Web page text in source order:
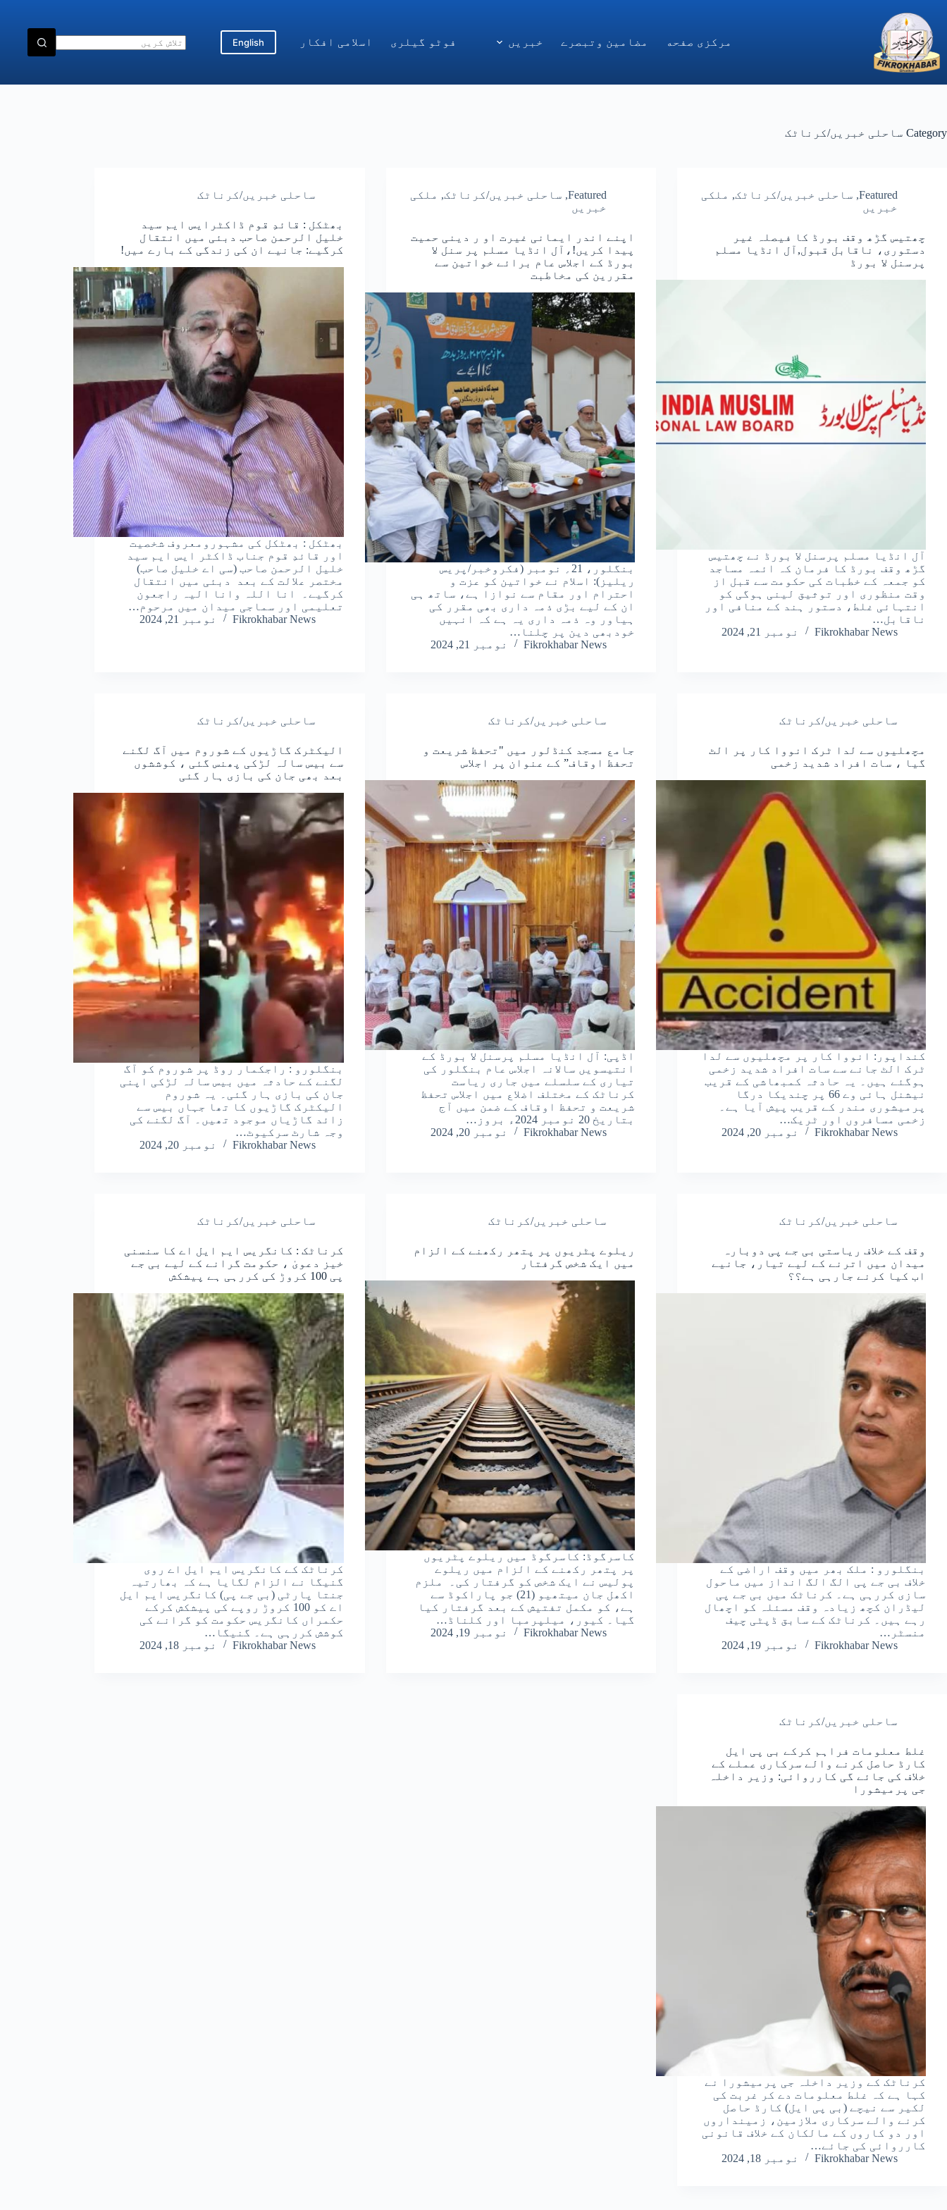
content
مركزى صفحه
مضامین وتبصرے خبریں فوٹو گیلری اسلامی افکار English
Category ساحلی خبریں/کرناٹک
Featured
, ساحلی خبریں/کرناٹک, ملکی
خبریں
چھتیس گڑھ وقف بورڈ کا فیصلہ غیر
دستوری، ناقابل قبول,آل انڈیا مسلم
پرسنل لا بورڈ
آل انڈیا مسلم پرسنل لا بورڈ نے چھتیس
گڑھ وقف بورڈ کا فرمان کہ ائمہ مساجد
کو جمعہ کے خطبات کی حکومت سے قبل از
وقت منظوری اور توثیق لینی ہوگی کو
انتہائی غلط، دستور ہند کے منافی اور
ناقابل…
Fikrokhabar News
نومبر 21, 2024
Featured
, ساحلی خبریں/کرناٹک, ملکی
خبریں
اپنے اندر ایمانی غیرت او ر دینی حمیت
پیدا کریں!،آل انڈیا مسلم پر سنل لا
بورڈ کے اجلاس عام برائے خواتین سے
مقررین کی مخاطبت
بنگلور، 21؍ نومبر (فکروخبر/پریس
ریلیز): اسلام نے خواتین کو عزت و
احترام اور مقام سے نوازا ہے، ساتھ ہی
ان کے لیے بڑی ذمہ داری بھی مقرر کی
ہیاور وہ ذمہ داری یہ ہے کہ انہیں
خودبھی دین پر چلنا…
Fikrokhabar News
نومبر 21, 2024
ساحلی خبریں/کرناٹک
بھٹکل : قائدِ قوم ڈاکٹرایس ایم سید
خلیل الرحمن صاحب دبئی میں انتقال
کرگیے: جانیے ان کی زندگی کے بارے میں!
بھٹکل : بھٹکل کی مشہورومعروف شخصیت
اور قائدِ قوم جناب ڈاکٹر ایس ایم سید
خلیل الرحمن صاحب (سی اے خلیل صاحب)
مختصر علالت کے بعد دبئی میں انتقال
کرگیے۔ انا اللہ وانا الیہ راجعون
تعلیمی اور سماجی میدان میں مرحوم…
Fikrokhabar News
نومبر 21, 2024
ساحلی خبریں/کرناٹک
مچھلیوں سے لدا ٹرک انووا کار پر الٹ
گیا ، سات افراد شدید زخمی
کنداپور: انووا کار پر مچھلیوں سے لدا
ٹرک الٹ جانے سے سات افراد شدید زخمی
ہوگئے ہیں۔ یہ حادثہ کمبھاشی کے قریب
نیشنل ہائی وے 66 پر چندیکا درگا
پرمیشوری مندر کے قریب پیش آیا ہے۔
زخمی مسافروں اور ٹریک…
Fikrokhabar News
نومبر 20, 2024
ساحلی خبریں/کرناٹک
جامع مسجد کنڈلور میں "تحفظ شریعت و
تحفظ اوقاف” کے عنوان پر اجلاس
اڈپی: آل انڈیا مسلم پرسنل لا بورڈ کے
انتیسویں سالانہ اجلاس عام بنگلور کی
تیاری کے سلسلے میں جاری ریاست
کرناٹک کے مختلف اضلاع میں اجلاس تحفظ
شریعت و تحفظ اوقاف کے ضمن میں آج
بتاریخ 20 نومبر 2024ء بروز…
Fikrokhabar News
نومبر 20, 2024
ساحلی خبریں/کرناٹک
الیکٹرک گاڑیوں کے شوروم میں آگ لگنے
سے بیس سالہ لڑکی پھنس گئی ، کوششوں
بعد بھی جان کی بازی ہار گئی
بنگلورو : راجکمار روڈ پر شوروم کو آگ
لگنے کے حادثہ میں بیس سالہ لڑکی اپنی
جان کی بازی ہار گئی۔ یہ شوروم
الیکٹرک گاڑیوں کا تھا جہاں بیس سے
زائد گاڑیاں موجود تھیں۔ آگ لگنے کی
وجہ شارٹ سرکیوٹ…
Fikrokhabar News
نومبر 20, 2024
ساحلی خبریں/کرناٹک
وقف کے خلاف ریاستی بی جے پی دوبارہ
میدان میں اترنے کے لیے تیار، جانیے
اب کیا کرنے جارہی ہے؟؟
بنگلورو : ملک بھر میں وقف اراضی کے
خلاف بی جے پی الگ الگ انداز میں ماحول
سازی کررہی ہے۔ کرناٹک میں بی جے پی
لیڈران کچھ زیادہ وقف مسئلہ کو اچھال
رہے ہیں۔ کرناٹک کے سابق ڈپٹی چیف
منسٹر…
Fikrokhabar News
نومبر 19, 2024
ساحلی خبریں/کرناٹک
ریلوے پٹریوں پر پتھر رکھنے کے الزام
میں ایک شخص گرفتار
کاسرگوڈ: کاسرگوڈ میں ریلوے پٹریوں
پر پتھر رکھنے کے الزام میں ریلوے
پولیس نے ایک شخص کو گرفتار کی۔ ملزم
اکھل جان میتھیو (21) جو پاراکوڈ سے
ہے، کو مکمل تفتیش کے بعد گرفتار کیا
گیا۔ کیور، میلپرمبا اور کلناڈ…
Fikrokhabar News
نومبر 19, 2024
ساحلی خبریں/کرناٹک
کرناٹک : کانگریس ایم ایل اے کا سنسنی
خیز دعویٰ ، حکومت گرانے کے لیے بی جے
پی 100 کروڑ کی کررہی ہے پیشکش
کرناٹک کے کانگریس ایم ایل اے روی
گنیگا نے الزام لگایا ہے کہ بھارتیہ
جنتا پارٹی (بی جے پی) کانگریس ایم ایل
اے کو 100 کروڑ روپے کی پیشکش کرکے
حکمراں کانگریس حکومت کو گرانے کی
کوشش کررہی ہے۔ گنیگا…
Fikrokhabar News
نومبر 18, 2024
ساحلی خبریں/کرناٹک
غلط معلومات فراہم کرکے بی پی ایل
کارڈ حاصل کرنے والے سرکاری عملے کے
خلاف کی جائے گی کارروائی: وزیر داخلہ
جی پرمیشورا
کرناٹک کے وزیر داخلہ جی پرمیشورا نے
کہا ہے کہ غلط معلومات دے کر غربت کی
لکیر سے نیچے (بی پی ایل) کارڈ حاصل
کرنے والے سرکاری ملازمین، زمینداروں
اور دو کاروں کے مالکان کے خلاف قانونی
کارروائی کی جائے…
Fikrokhabar News
نومبر 18, 2024